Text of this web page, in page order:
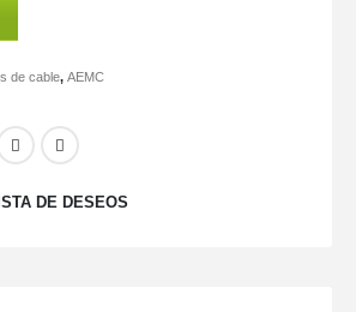
de cable,AEMC
DE DESEOS